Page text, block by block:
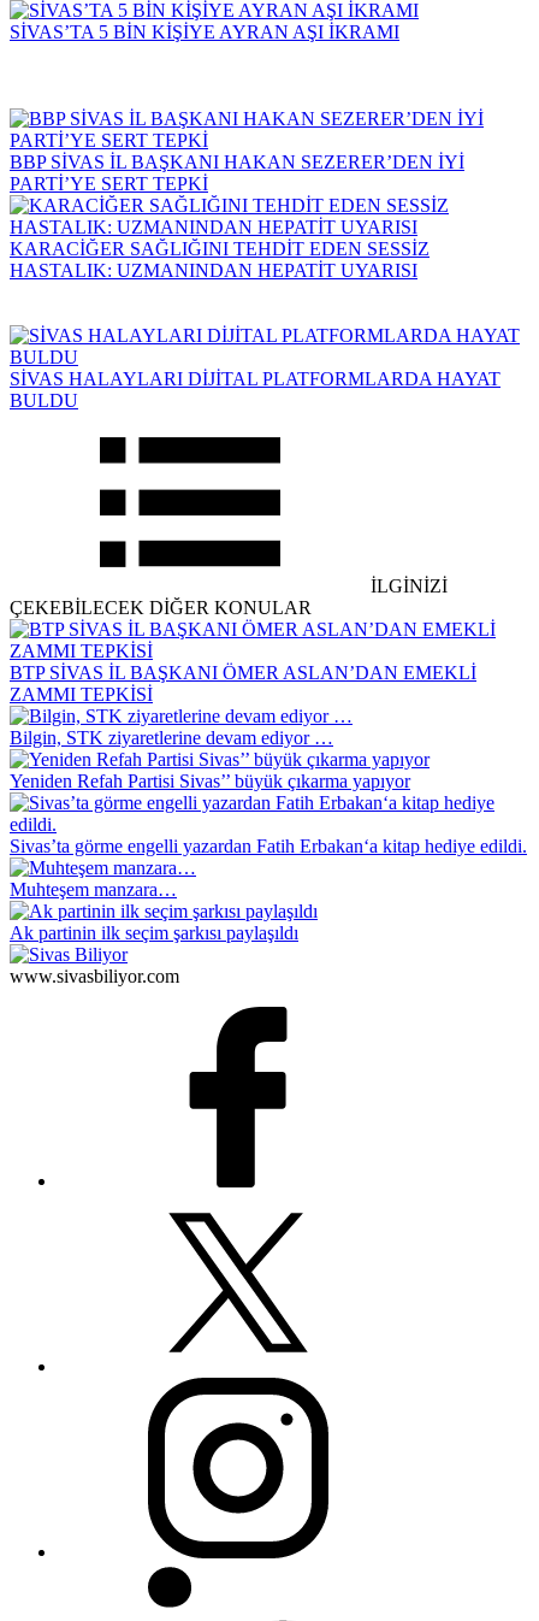
SİVAS’TA 5 BİN KİŞİYE AYRAN AŞI İKRAMI
BBP SİVAS İL BAŞKANI HAKAN SEZERER’DEN İYİ
PARTİ’YE SERT TEPKİ
KARACİĞER SAĞLIĞINI TEHDİT EDEN SESSİZ
HASTALIK: UZMANINDAN HEPATİT UYARISI
SİVAS HALAYLARI DİJİTAL PLATFORMLARDA HAYAT
BULDU
İLGİNİZİ
ÇEKEBİLECEK DİĞER KONULAR
BTP SİVAS İL BAŞKANI ÖMER ASLAN’DAN EMEKLİ
ZAMMI TEPKİSİ
Bilgin, STK ziyaretlerine devam ediyor …
Yeniden Refah Partisi Sivas’’ büyük çıkarma yapıyor
Sivas’ta görme engelli yazardan Fatih Erbakan‘a kitap hediye edildi.
Muhteşem manzara…
Ak partinin ilk seçim şarkısı paylaşıldı
www.sivasbiliyor.com